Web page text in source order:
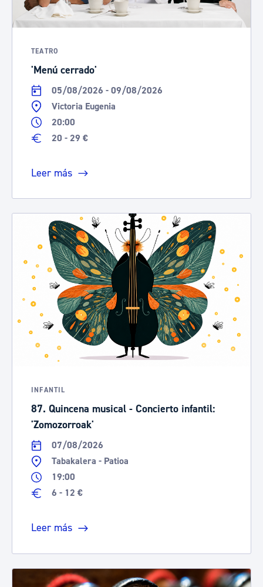
TEATRO
'Menú cerrado'
05/08/2026 - 09/08/2026
Victoria Eugenia
20:00
20 - 29 €
Leer más
INFANTIL
87. Quincena musical - Concierto infantil:
'Zomozorroak'
07/08/2026
Tabakalera - Patioa
19:00
6 - 12 €
Leer más